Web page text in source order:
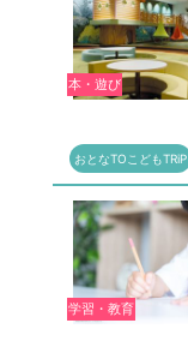
本・遊び
おとなTOこどもTRiP
学習・教育